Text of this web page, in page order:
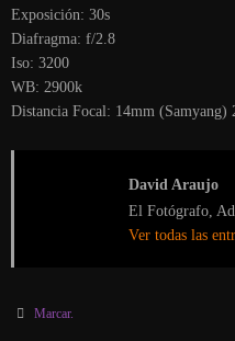
Exposición: 30s
Diafragma: f/2.8
Iso: 3200
WB: 2900k
Distancia Focal: 14mm (Samyang)
David Araujo
El Fotógrafo,
Ver todas las
Marcar.